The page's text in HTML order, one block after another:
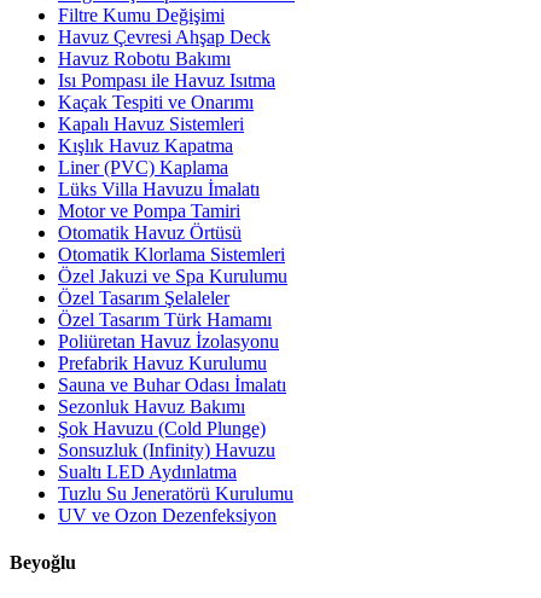
Filtre Kumu Değişimi
Havuz Çevresi Ahşap Deck
Havuz Robotu Bakımı
Isı Pompası ile Havuz Isıtma
Kaçak Tespiti ve Onarımı
Kapalı Havuz Sistemleri
Kışlık Havuz Kapatma
Liner (PVC) Kaplama
Lüks Villa Havuzu İmalatı
Motor ve Pompa Tamiri
Otomatik Havuz Örtüsü
Otomatik Klorlama Sistemleri
Özel Jakuzi ve Spa Kurulumu
Özel Tasarım Şelaleler
Özel Tasarım Türk Hamamı
Poliüretan Havuz İzolasyonu
Prefabrik Havuz Kurulumu
Sauna ve Buhar Odası İmalatı
Sezonluk Havuz Bakımı
Şok Havuzu (Cold Plunge)
Sonsuzluk (Infinity) Havuzu
Sualtı LED Aydınlatma
Tuzlu Su Jeneratörü Kurulumu
UV ve Ozon Dezenfeksiyon
Beyoğlu